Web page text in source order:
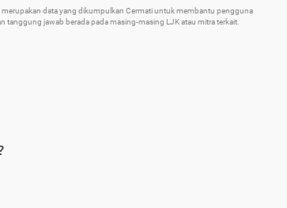
data yang dikumpulkan Cermati untuk membantu pengguna
tanggung jawab berada pada masing-masing LJK atau mitra terkait.